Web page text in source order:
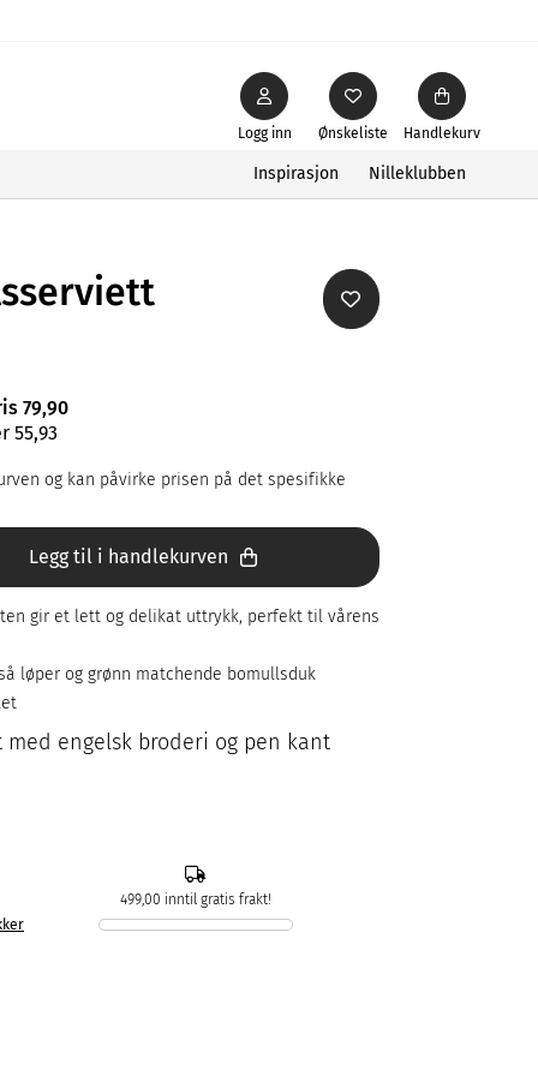
Ønskeliste
Logg inn Handlekurv
Inspirasjon Nilleklubben
79,90
55,93
og kan påvirke prisen på det spesifikke
Legg til i handlekurven
gir et lett og delikat uttrykk, perfekt til vårens
løper og grønn matchende bomullsduk
med engelsk broderi og pen kant
499,00 inntil gratis frakt!